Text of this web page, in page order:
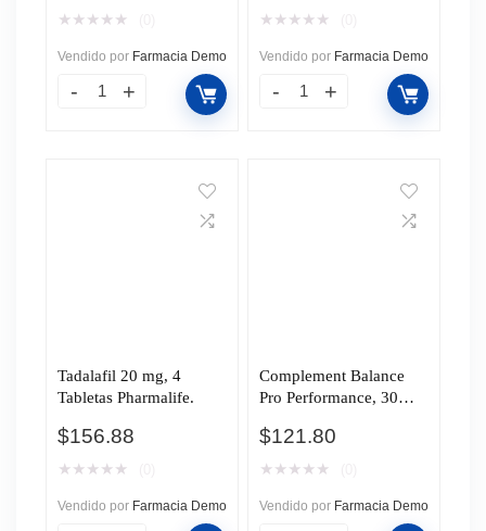
★ ★ ★ ★ ★
Vendido por Farmacia Demo
★ ★ ★ ★ ★
Vendido por Farmacia Demo
Tadalafil 20 mg, 4
Tabletas Pharmalife.
$156.88
★ ★ ★ ★ ★
Vendido por Farmacia Demo
Complement Balance
Pro Performance, 30
$121.80
★ ★ ★ ★ ★
Vendido por Farmacia Demo